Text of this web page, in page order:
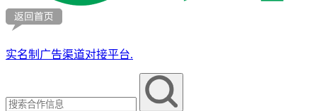
实名制广告渠道对接平台.